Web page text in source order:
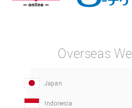
Overseas
Japan
Indonesia